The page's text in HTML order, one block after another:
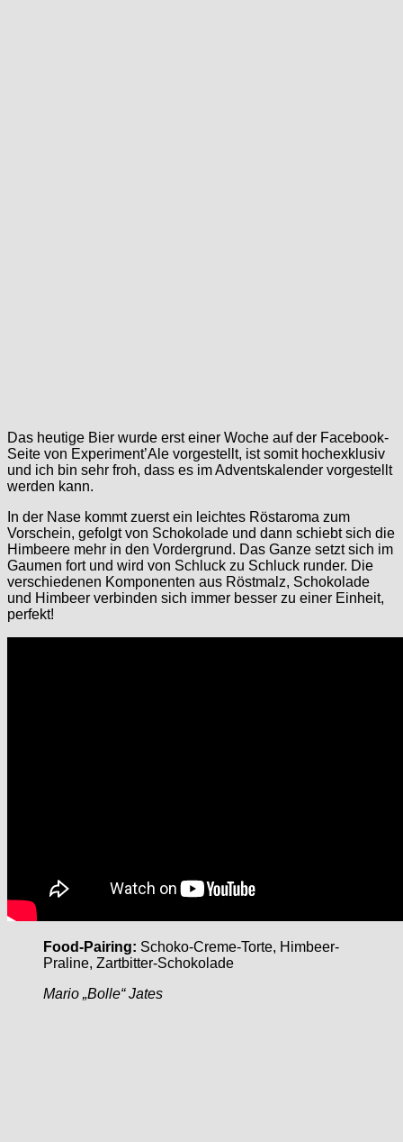
Das heutige Bier wurde erst einer Woche auf der Facebook-
Seite von Experiment’Ale vorgestellt, ist somit hochexklusiv
und ich bin sehr froh, dass es im Adventskalender vorgestellt
werden kann.
In der Nase kommt zuerst ein leichtes Röstaroma zum
Vorschein, gefolgt von Schokolade und dann schiebt sich die
Himbeere mehr in den Vordergrund. Das Ganze setzt sich im
Gaumen fort und wird von Schluck zu Schluck runder. Die
verschiedenen Komponenten aus Röstmalz, Schokolade
und Himbeer verbinden sich immer besser zu einer Einheit,
perfekt!
Food-Pairing: Schoko-Creme-Torte, Himbeer-
Praline, Zartbitter-Schokolade
Mario „Bolle“ Jates